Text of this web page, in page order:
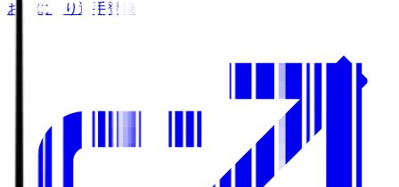
お気に入り選手登録